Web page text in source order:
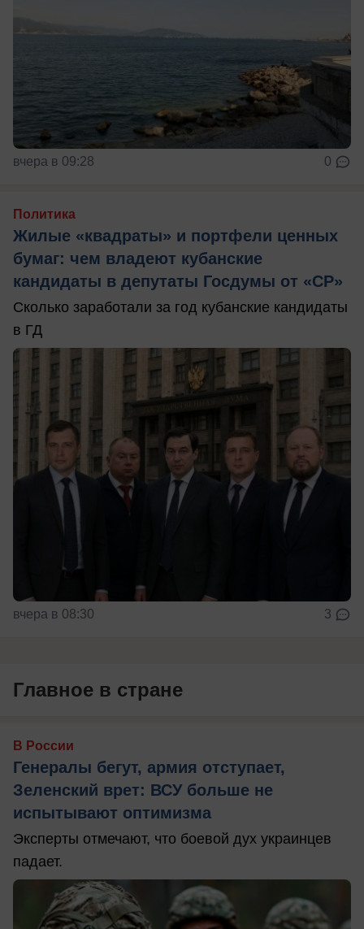
вчера в 09:28 0
Политика
Жилые «квадраты» и портфели ценных
бумаг: чем владеют кубанские
кандидаты в депутаты Госдумы от «СР»
Сколько заработали за год кубанские кандидаты
в ГД
вчера в 08:30 3
Главное в стране
В России
Генералы бегут, армия отступает,
Зеленский врет: ВСУ больше не
испытывают оптимизма
Эксперты отмечают, что боевой дух украинцев
падает.